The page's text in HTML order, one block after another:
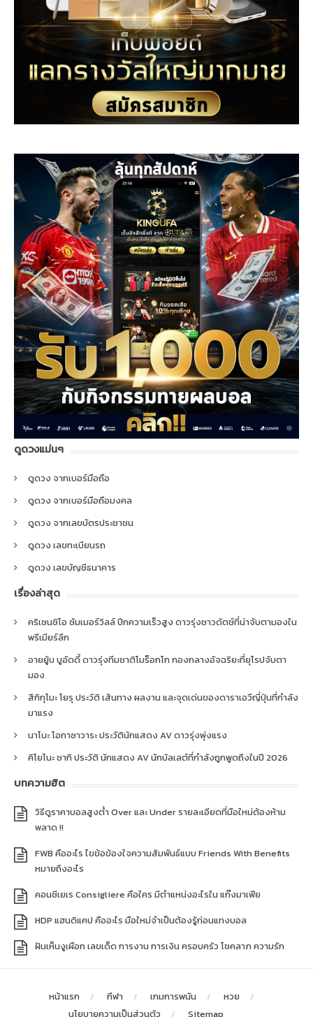
ดูดวงแม่นๆ
ดูดวง จากเบอร์มือถือ
ดูดวง จากเบอร์มือถือมงคล
ดูดวง จากเลขบัตรประชาชน
ดูดวง เลขทะเบียนรถ
ดูดวง เลขบัญชีธนาคาร
เรื่องล่าสุด
คริเซนซิโอ ซัมเมอร์วิลล์ ปีกความเร็วสูง ดาวรุ่งชาวดัตช์ที่น่าจับตามองใน
พรีเมียร์ลีก
อายยู้บ บูอัดดี้ ดาวรุ่งทีมชาติโมร็อกโก กองกลางอัจฉริยะที่ยุโรปจับตา
มอง
สึกิกุโมะ โยรุ ประวัติ เส้นทาง ผลงาน และจุดเด่นของดาราเอวีญี่ปุ่นที่กำลัง
มาแรง
นาโนะ โอกาซาวาระ ประวัตินักแสดง AV ดาวรุ่งพุ่งแรง
คิโยโนะ ซากิ ประวัติ นักแสดง AV นักบัลเลต์ที่กำลังถูกพูดถึงในปี 2026
บทความฮิต
วิธีดูราคาบอลสูงต่ำ Over และ Under รายละเอียดที่มือใหม่ต้องห้าม
พลาด !!
FWB คืออะไร ไขข้อข้องใจความสัมพันธ์แบบ Friends With Benefits
หมายถึงอะไร
คอนซีเยเร Consigliere คือใคร มีตำแหน่งอะไรใน แก๊งมาเฟีย
HDP แฮนดิแคป คืออะไร มือใหม่จำเป็นต้องรู้ก่อนแทงบอล
ฝันเห็นงูเผือก เลขเด็ด การงาน การเงิน ครอบครัว โชคลาภ ความรัก
หน้าแรก กีฬา เกมการพนัน
หวย
นโยบายความเป็นส่วนตัว
Sitemap